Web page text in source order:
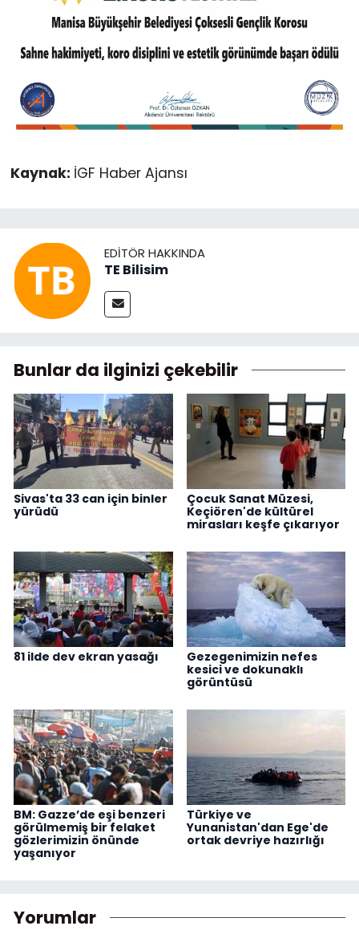
Kaynak: İGF Haber Ajansı
EDITÖR HAKKINDA
TE Bilisim
Bunlar da ilginizi çekebilir
Sivas'ta 33 can için binler
yürüdü
Çocuk Sanat Müzesi,
Keçiören'de kültürel
mirasları keşfe çıkarıyor
81 ilde dev ekran yasağı
Gezegenimizin nefes
kesici ve dokunaklı
görüntüsü
BM: Gazze’de eşi benzeri
görülmemiş bir felaket
gözlerimizin önünde
yaşanıyor
Türkiye ve
Yunanistan'dan Ege'de
ortak devriye hazırlığı
Yorumlar